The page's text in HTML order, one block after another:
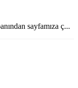
sayfamıza ç...